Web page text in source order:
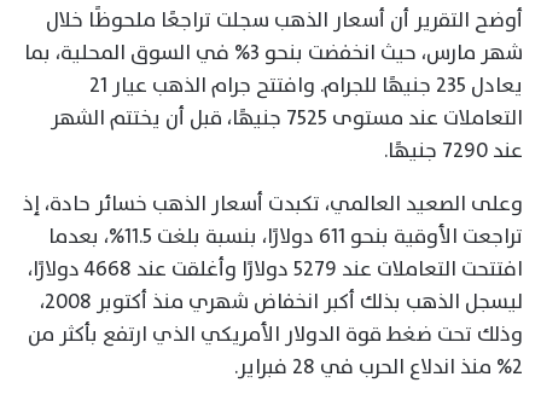
أوضح التقرير أن أسعار الذهب سجلت تراجعًا ملحوظًا خلال
شهر مارس، حيث انخفضت بنحو 3% في السوق المحلية، بما
يعادل 235 جنيهًا للجرام. وافتتح جرام الذهب عيار 21
التعاملات عند مستوى 7525 جنيهًا، قبل أن يختتم الشهر
عند 7290 جنيهًا.
وعلى الصعيد العالمي، تكبدت أسعار الذهب خسائر حادة، إذ
تراجعت الأوقية بنحو 611 دولارًا، بنسبة بلغت 11.5%، بعدما
افتتحت التعاملات عند 5279 دولارًا وأغلقت عند 4668 دولارًا،
ليسجل الذهب بذلك أكبر انخفاض شهري منذ أكتوبر 2008،
وذلك تحت ضغط قوة الدولار الأمريكي الذي ارتفع بأكثر من
2% منذ اندلاع الحرب في 28 فبراير.